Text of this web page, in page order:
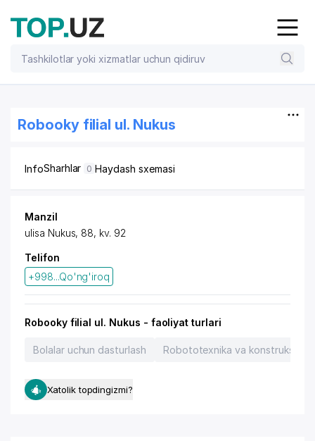
Robooky filial ul. Nukus
InfoSharhlar 0 Haydash sxemasi
Manzil
ulisa Nukus, 88, kv. 92
Telifon
+998...Qo'ng'iroq
Robooky filial ul. Nukus - faoliyat turlari
Bolalar uchun dasturlash Robototexnika va
Xatolik topdingizmi?